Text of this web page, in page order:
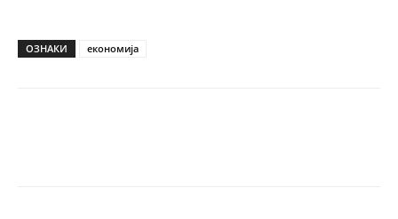
ОЗНАКИ економија